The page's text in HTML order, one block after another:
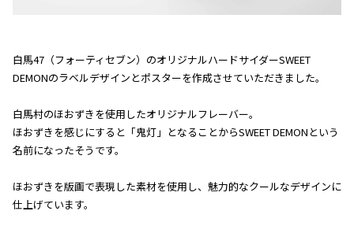
白馬47（フォーティセブン）のオリジナルハードサイダーSWEET
DEMONのラベルデザインとポスターを作成させていただきました。
白馬村のほおずきを使用したオリジナルフレーバー。
ほおずきを感じにすると「鬼灯」となることからSWEET DEMONという
名前になったそうです。
ほおずきを版画で表現した素材を使用し、魅力的なクールなデザインに
仕上げています。